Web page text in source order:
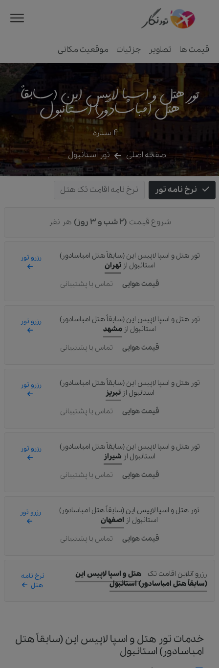
قیمت ها تصاویر جزئیات موقعیت مکانی
تور هتل و اسپا لاپیس این (سابقاً
هتل امباسادور) استانبول
4 ستاره
صفحه اصلی
تور استانبول
خدمات تور هتل و اسپا لاپیس این (سابقاً هتل
امباسادور) استانبول
نرخ نامه تور نرخ نامه اقامت تک هتل
شروع قیمت (2 شب و 3 روز) هر نفر
تور هتل و اسپا لاپیس این (سابقاً هتل امباسادور)
استانبول از تهران
رزرو تور
قیمت هوایی تماس با پشتیبانی
تور هتل و اسپا لاپیس این (سابقاً هتل امباسادور)
استانبول از مشهد
رزرو تور
قیمت هوایی تماس با پشتیبانی
تور هتل و اسپا لاپیس این (سابقاً هتل امباسادور)
استانبول ازتبریز
رزرو تور
قیمت هوایی تماس با پشتیبانی
تور هتل و اسپا لاپیس این (سابقاً هتل امباسادور)
استانبول از شیراز
رزرو تور
قیمت هوایی تماس با پشتیبانی
تور هتل و اسپا لاپیس این (سابقاً هتل امباسادور)
استانبول از اصفهان
رزرو تور
قیمت هوایی تماس با پشتیبانی
رزرو آنلاین اقامت تک
هتل و اسپا لاپیس این
(سابقاً هتل امباسادور) استانبول
نرخ نامه
هتل